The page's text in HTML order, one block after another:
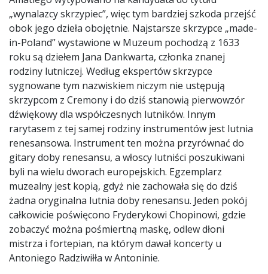
„wynalazcy skrzypiec”, więc tym bardziej szkoda przejść
obok jego dzieła obojętnie. Najstarsze skrzypce „made-
in-Poland” wystawione w Muzeum pochodzą z 1633
roku są dziełem Jana Dankwarta, członka znanej
rodziny lutniczej. Według ekspertów skrzypce
sygnowane tym nazwiskiem niczym nie ustępują
skrzypcom z Cremony i do dziś stanowią pierwowzór
dźwiękowy dla współczesnych lutników. Innym
rarytasem z tej samej rodziny instrumentów jest lutnia
renesansowa. Instrument ten można przyrównać do
gitary doby renesansu, a włoscy lutniści poszukiwani
byli na wielu dworach europejskich. Egzemplarz
muzealny jest kopią, gdyż nie zachowała się do dziś
żadna oryginalna lutnia doby renesansu. Jeden pokój
całkowicie poświęcono Fryderykowi Chopinowi, gdzie
zobaczyć można pośmiertną maskę, odlew dłoni
mistrza i fortepian, na którym dawał koncerty u
Antoniego Radziwiłła w Antoninie.